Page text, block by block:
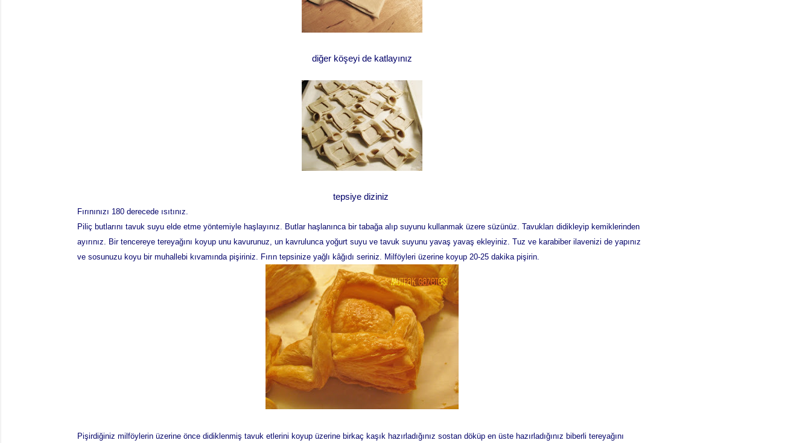
diğer köşeyi de katlayınız
tepsiye diziniz
Fırınınızı 180 derecede ısıtınız.
Piliç butlarını tavuk suyu elde etme yöntemiyle haşlayınız. Butlar haşlanınca bir tabağa alıp suyunu kullanmak üzere süzünüz. Tavukları didikleyip kemiklerinden
ayırınız. Bir tencereye tereyağını koyup unu kavurunuz, un kavrulunca yoğurt suyu ve tavuk suyunu yavaş yavaş ekleyiniz. Tuz ve karabiber ilavenizi de yapınız
ve sosunuzu koyu bir muhallebi kıvamında pişiriniz. Fırın tepsinize yağlı kâğıdı seriniz. Milföyleri üzerine koyup 20-25 dakika pişirin.
Pişirdiğiniz milföylerin üzerine önce didiklenmiş tavuk etlerini koyup üzerine birkaç kaşık hazırladığınız sostan döküp en üste hazırladığınız biberli tereyağını